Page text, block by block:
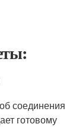
соединения
готовому